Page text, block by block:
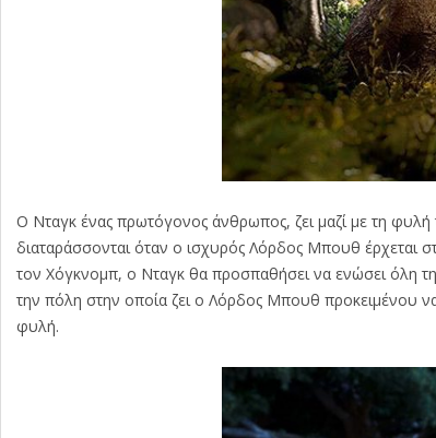
Ο Νταγκ ένας πρωτόγονος άνθρωπος, ζει μαζί με τη φυλή
διαταράσσονται όταν ο ισχυρός Λόρδος Μπουθ έρχεται
τον Χόγκνομπ, ο Νταγκ θα προσπαθήσει να ενώσει όλη
την πόλη στην οποία ζει ο Λόρδος Μπουθ προκειμένου
φυλή.